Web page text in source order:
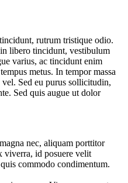
rutrum tristique odio.
libero tincidunt, vestibulum
varius, ac tincidunt enim
metus. In tempor massa
Sed eu purus sollicitudin,
Sed quis augue ut dolor
nec, aliquam porttitor
viverra, id posuere velit
commodo condimentum.